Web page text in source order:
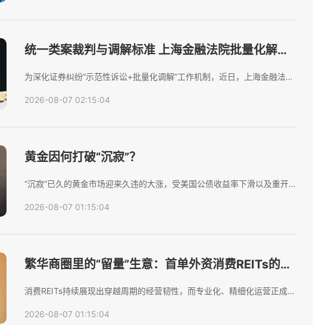
统一类案裁判与调解标准 上海金融法院批量化解证
为深化证券纠纷“示范性诉讼+批量化调解”工作机制，近日，上海金融法院
证券虚假陈述案件。本次庭审以“巡回庭审+现场普法+座谈交流”的...
2026-08-07 02:15:04
黄金因何打破“沉寂”？
“沉寂”已久的黄金市场迎来久违的大涨，受美国公债收益率下滑以及重开
大单日涨幅。8月5日，现货金暴涨逾4%，突破4000美元/盎司...
2026-08-07 01:15:04
繁华商圈里的“留量”生意：首单外资消费REITs的一
消费REITs持续展现出穿越周期的经营韧性，而专业化、精细化运营正成为
券首席经济学家明明团队认为，消费仍是二季报中整体业绩相...
2026-08-07 01:15:04